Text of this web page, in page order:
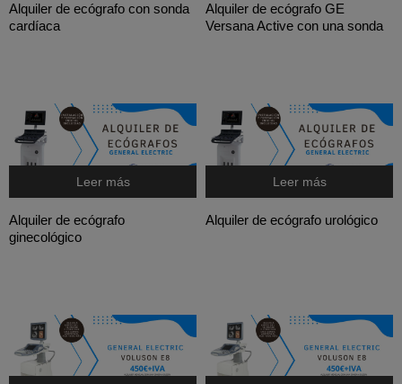
Alquiler de ecógrafo con sonda
cardíaca
Alquiler de ecógrafo GE
Versana Active con una sonda
Leer más
Alquiler de ecógrafo
ginecológico
Leer más
Alquiler de ecógrafo urológico